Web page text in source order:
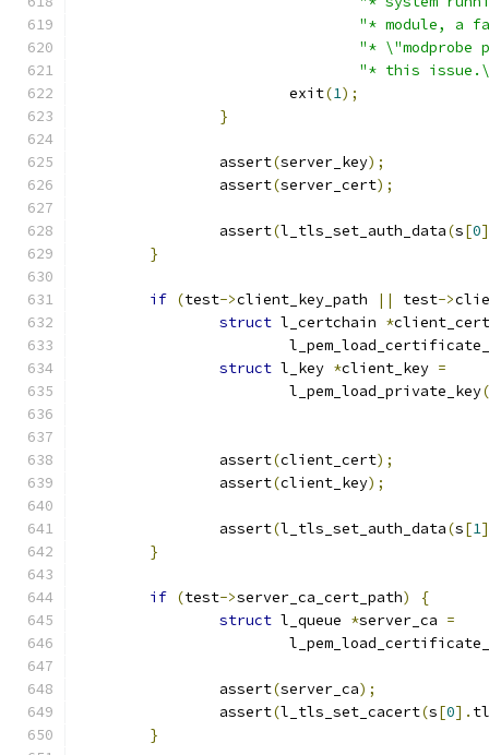
"* module, a
"* \"modprobe
"* this
			exit
(1);
}
		assert
(server_key);
		assert
(server_cert);
		assert
(l_tls_set_auth_data(s[0
}
if (test->client_key_path || test->
struct l_certchain *
struct l_key *client_key =
			l_pem_load_private_key
(
		assert
(client_cert);
		assert
(client_key);
		assert
(l_tls_set_auth_data(s[1
}
if (test->server_ca_cert_path)
{
struct l_queue *server_ca =
		assert
(server_ca);
		assert
(l_tls_set_cacert(s[0].
}